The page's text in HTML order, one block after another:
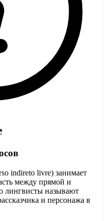
indireto livre) занимает
между прямой и
лингвисты называют
и персонажа в